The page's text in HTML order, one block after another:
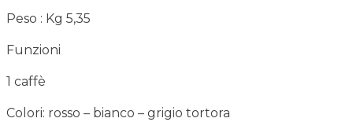
Peso : Kg 5,35
Funzioni
1 caffè
Colori: rosso – bianco – grigio tortora